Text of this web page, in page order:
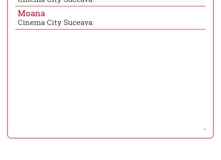
Moana
Cinema City Suceava: